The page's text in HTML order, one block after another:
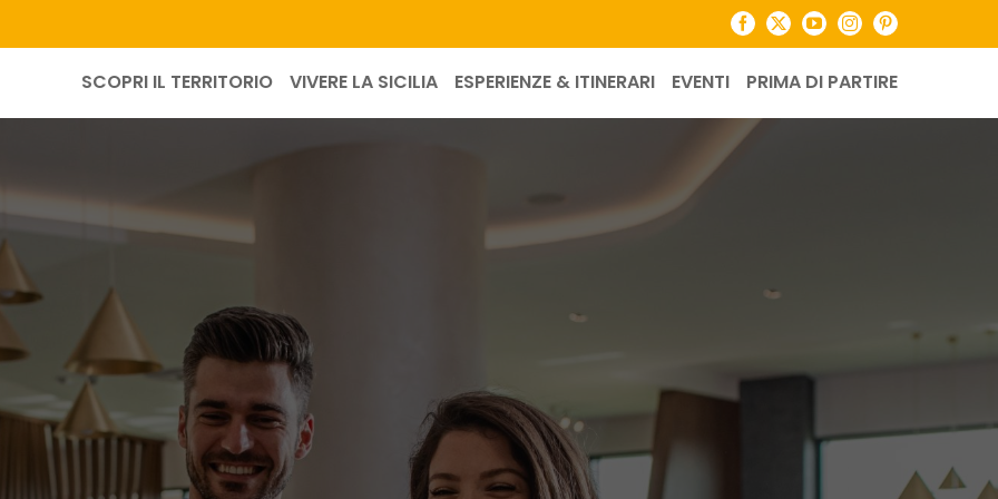
Facebook
X YouTubeInstagramPinterest
SCOPRI IL TERRITORIO VIVERE LA SICILIA ESPERIENZE & ITINERARI EVENTI PRIMA DI PARTIRE